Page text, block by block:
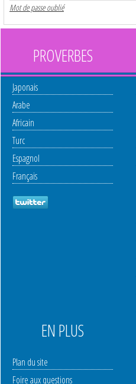
Mot de passe oublié
PROVERBES
Japonais
Arabe
Africain
Turc
Espagnol
Français
EN PLUS
Plan du site
Foire aux questions